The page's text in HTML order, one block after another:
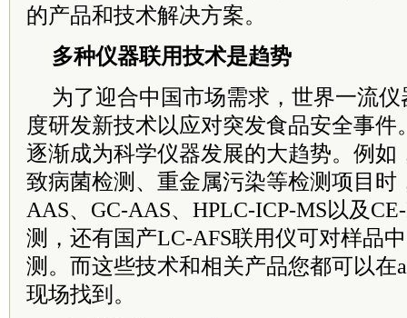
的产品和技术解决方案。
多种仪器联用技术是趋势
为了迎合中国市场需求，世界一流
度研发新技术以应对突发食品安全事件
逐渐成为科学仪器发展的大趋势。例如
致病菌检测、重金属污染等检测项目时
AAS、GC-AAS、HPLC-ICP-MS以及
测，还有国产LC-AFS联用仪可对样品
测。而这些技术和相关产品您都可以在
现场找到。